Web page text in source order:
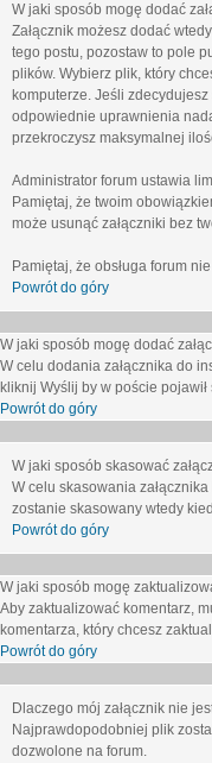
W jaki sposób mogę dodać
Załącznik możesz dodać
tego postu, pozostaw to pole
plików. Wybierz plik, który
komputerze. Jeśli
odpowiednie uprawnienia
przekroczysz maksymalnej
Administrator forum ustawia
Pamiętaj, że twoim
może usunąć załączniki bez
Pamiętaj, że obsługa forum
Powrót do góry
W jaki sposób mogę dodać
W celu dodania załącznika do
kliknij Wyślij by w poście pojawił
Powrót do góry
W jaki sposób skasować
W celu skasowania
zostanie skasowany wtedy
Powrót do góry
W jaki sposób mogę
Aby zaktualizować komentarz,
komentarza, który chcesz
Powrót do góry
Dlaczego mój załącznik nie
Najprawdopodobniej plik
dozwolone na forum.